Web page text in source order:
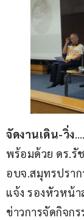
จัดงานเดิน-วิ่ง
พร้อมด้วย ดร.รั
อบจ.สมุทรปรา
แจ้ง รองหัวหน้
ข่าวการจัดกิจก